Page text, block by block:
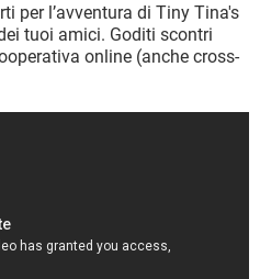
per l’avventura di Tiny Tina's
tuoi amici. Goditi scontri
online (anche cross-